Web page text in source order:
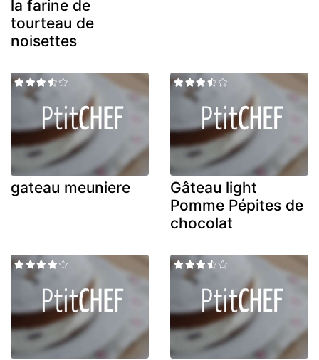
la farine de
tourteau de
noisettes
gateau meuniere
Gâteau light
Pomme Pépites de
chocolat